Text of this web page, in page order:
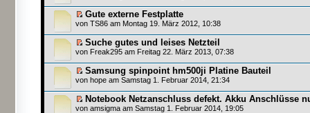
Gute externe Festplatte
von TS86 am Montag 19. März 2012, 10:38
Suche gutes und leises Netzteil
von Freak295 am Freitag 22. März 2013, 07:38
Samsung spinpoint hm500ji Platine Bauteil
von hope am Samstag 1. Februar 2014, 21:34
Notebook Netzanschluss defekt. Akku Anschlüsse
von amsigma am Samstag 1. Februar 2014, 19:05